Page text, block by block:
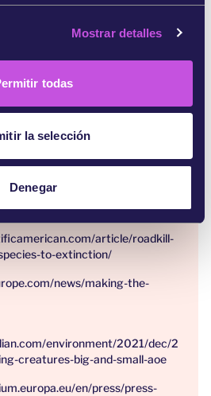
Mostrar detalles
todas
la selección
Denegar
la seguridad de
para todos los seres vivos.
double-just-
in-sweden-after-10000-road-
article/roadkill-
to-extinction/
news/making-the-
environment/2021/dec/2
creatures-big-and-small-aoe
en/press/press-